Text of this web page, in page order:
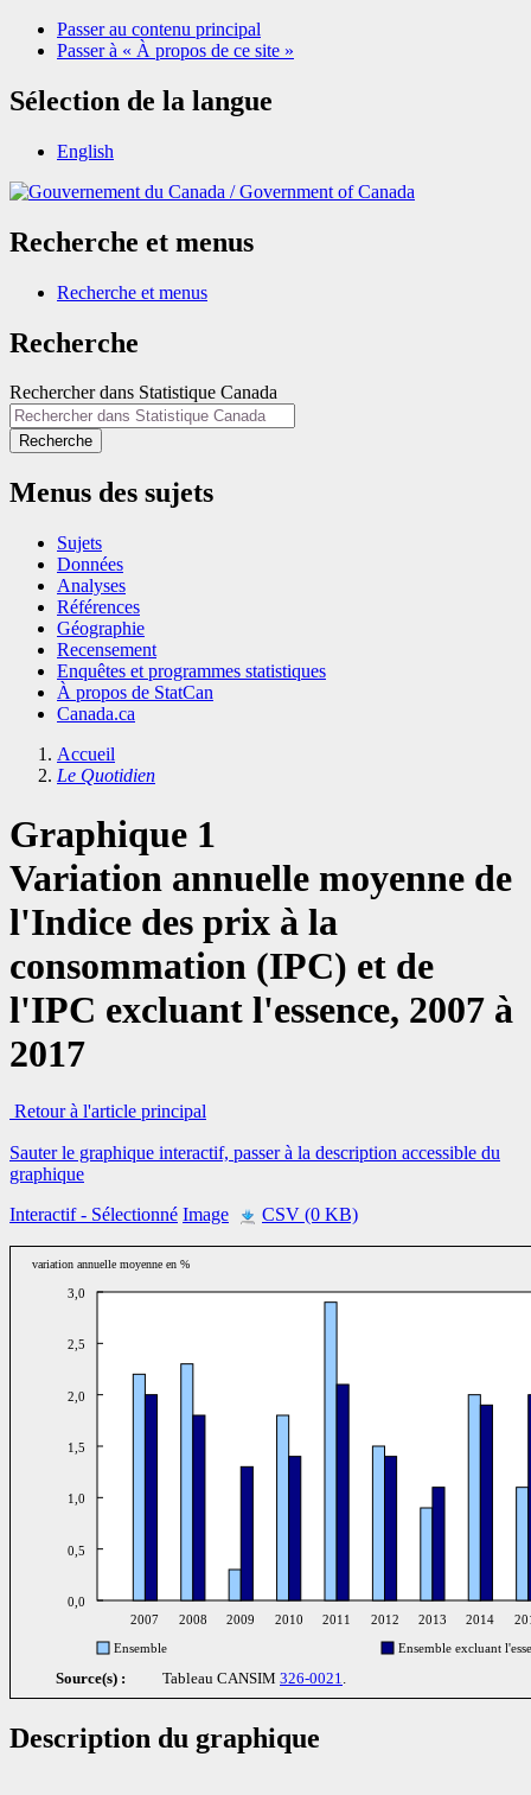
Passer au contenu principal
Passer à « À propos de ce site »
Sélection de la langue
English
/Government of Canada
Recherche et menus
Recherche et menus
Recherche
Rechercher dans Statistique Canada
Recherche
Menus des sujets
Sujets
Données
Analyses
Références
Géographie
Recensement
Enquêtes et programmes statistiques
À propos de StatCan
Canada.ca
Accueil
Le Quotidien
Graphique 1
Variation annuelle moyenne de
l'Indice des prix à la
consommation (IPC) et de
l'IPC excluant l'essence, 2007 à
2017
Retour à l'article principal
Sauter le graphique interactif, passer à la description accessible du
graphique
Interactif- Sélectionné Image CSV (0 KB)
variation annuelle moyenne en %
0,0
0,5
1,0
1,5
2,0
2,5
3,0
2007 2008 2009 2010 2011 2012 2013 2014
Ensemble Ensemble excluant
Source(s) : Tableau CANSIM 326-0021.
Description du graphique